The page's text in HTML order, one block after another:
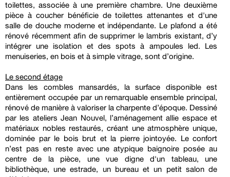
toilettes, associée à une première chambre. Une deuxième
pièce à coucher bénéficie de toilettes attenantes et d'une
salle de douche moderne et indépendante. Le plafond a été
rénové récemment afin de supprimer le lambris existant, d’y
intégrer une isolation et des spots à ampoules led. Les
menuiseries, en bois et à simple vitrage, sont d’origine.
Le second étage
Dans les combles mansardés, la surface disponible est
entièrement occupée par un remarquable ensemble principal,
rénové de manière à valoriser la charpente d’époque. Dessiné
par les ateliers Jean Nouvel, l’aménagement allie espace et
matériaux nobles restaurés, créant une atmosphère unique,
dominée par le bois brut et la pierre jointoyée. Le confort
n’est pas en reste avec une atypique baignoire posée au
centre de la pièce, une vue digne d'un tableau, une
bibliothèque, une estrade, un bureau et un petit salon de